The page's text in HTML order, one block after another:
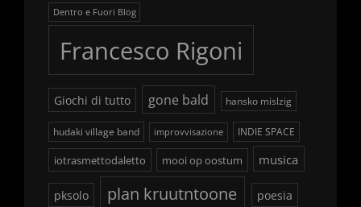
Dentro e Fuori Blog
Francesco Rigoni
Giochi di tutto gone bald hansko mislzig
hudaki village band improvvisazione INDIE SPACE
iotrasmettodaletto mooi op oostum musica
pksolo plan kruutntoone poesia